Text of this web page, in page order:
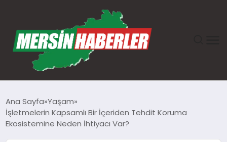
GÜNDEM
Ana Sayfa Yaşam
İşletmelerin Kapsamlı Bir İçeriden Tehdit Koruma
Ekosistemine Neden İhtiyacı Var?